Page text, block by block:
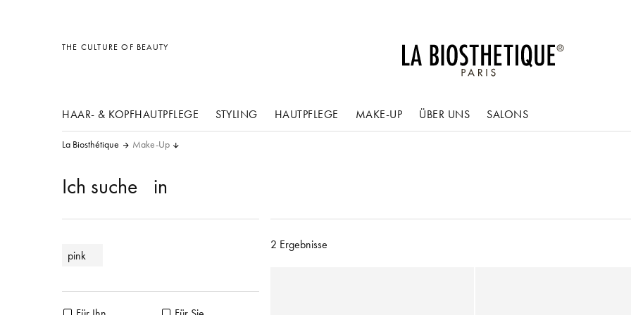
THE CULTURE OF BEAUTY
HAAR- & KOPFHAUTPFLEGE STYLING
Sonstiges
HAUTPFLEGE MAKE-UP ÜBER UNS SALONS
La Biosthétique Make-Up
Ich suche in
pink
2 Ergebnisse